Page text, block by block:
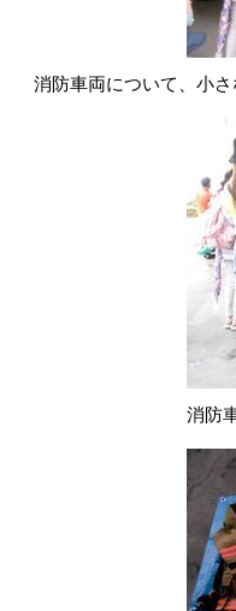
消防車両について、小
消防